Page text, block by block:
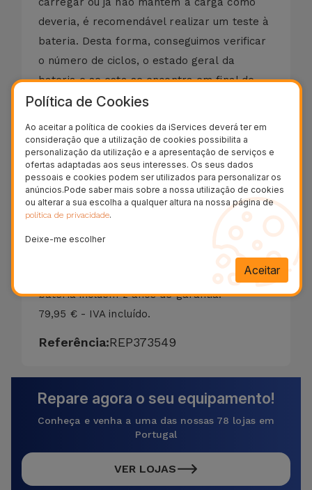
deveria, é recomendável realizar um teste à
bateria. Desta forma, conseguimos verificar
o número de ciclos, o estado geral da
bateria e se esta se encontra em final de
vida útil.
voltar a contar com uma autonomia
semelhante à de quando o adquiriu.
Trabalhamos apenas com baterias novas,
com 0 ciclos, garantindo máxima eficiência e
segurança.
A iServices substitui a bateria do Dyson V15
de forma rápida, com diagnóstico gratuito e
sem compromisso. Todas as substituições de
bateria incluem 2 anos de garantia.
79,95 € - IVA incluído.
Referência:REP373549
Repare agora o seu equipamento!
Conheça e venha a uma das nossas 78 lojas em
Portugal
VER LOJAS
Política de Cookies
Ao aceitar a política de cookies da iServices deverá ter em
consideração que a utilização de cookies possibilita a
personalização da utilização e a apresentação de serviços e
ofertas adaptadas aos seus interesses. Os seus dados
pessoais e cookies podem ser utilizados para personalizar os
anúncios.Pode saber mais sobre a nossa utilização de cookies
ou alterar a sua escolha a qualquer altura na nossa página de
política de privacidade.
Deixe-me escolher
Aceitar